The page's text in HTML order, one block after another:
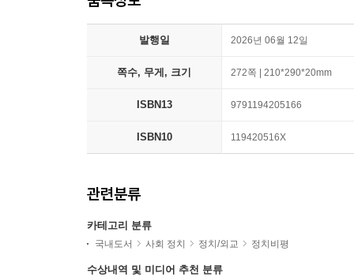
발행일 2026년 06월 12일
쪽수, 무게, 크기 272쪽 | 210*290*20mm
ISBN13 9791194205166
ISBN10 119420516X
관련분류
카테고리 분류
국내도서 사회 정치 정치/외교 정치비평
수상내역 및 미디어 추천 분류